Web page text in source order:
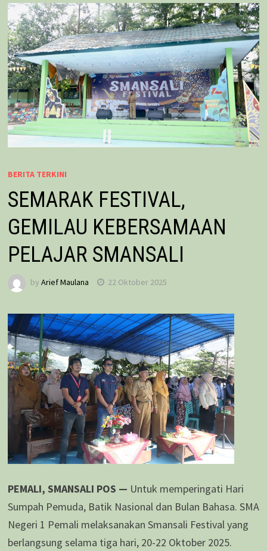
BERITA TERKINI
SEMARAK FESTIVAL,
GEMILAU KEBERSAMAAN
PELAJAR SMANSALI
by Arief Maulana 22 Oktober 2025
PEMALI, SMANSALI POS — Untuk memperingati Hari
Sumpah Pemuda, Batik Nasional dan Bulan Bahasa. SMA
Negeri 1 Pemali melaksanakan Smansali Festival yang
berlangsung selama tiga hari, 20-22 Oktober 2025.